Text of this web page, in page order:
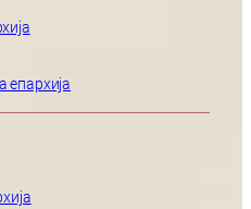
епархија